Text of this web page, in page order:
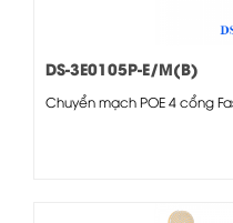
DS-3E0105P-E/M(B)
Chuyển mạch POE 4 cổng